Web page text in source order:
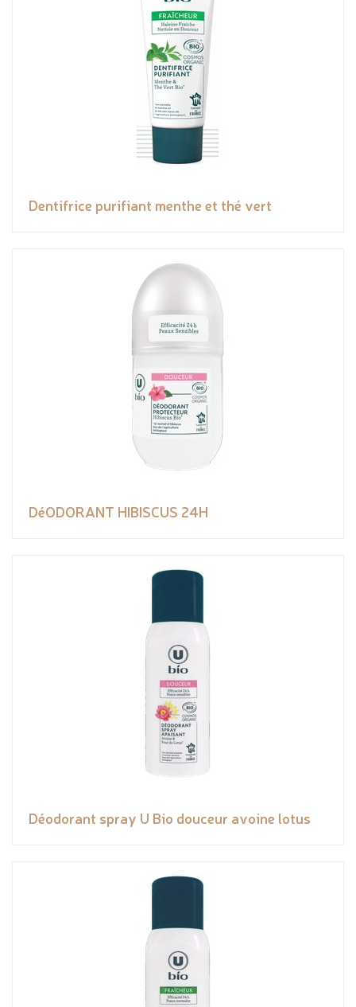
Dentifrice purifiant menthe et thé vert
DéODORANT HIBISCUS 24H
Déodorant spray U Bio douceur avoine lotus